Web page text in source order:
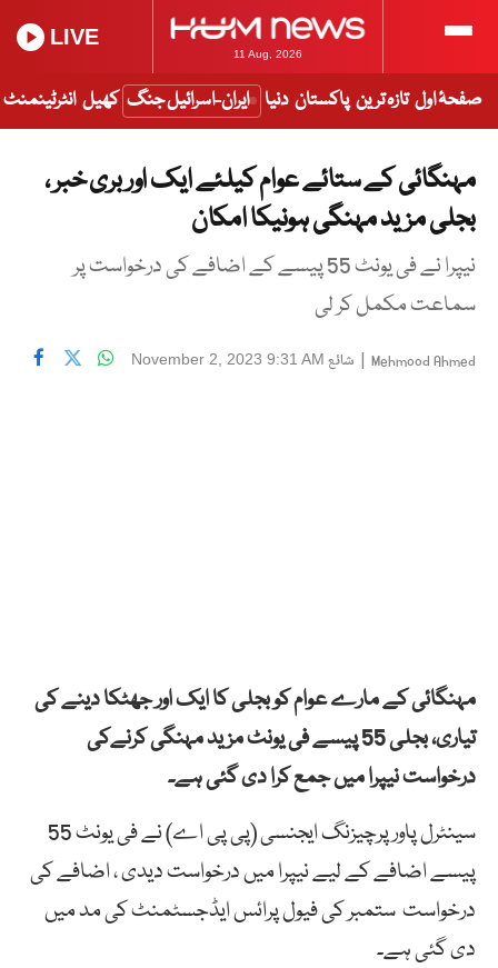
11 Aug, 2026
LIVE
صفحۂ اول تازہ ترین پاکستان دنیا ایران-اسرائیل جنگ کھیل انٹرٹینمنٹ
مہنگائی کے ستائے عوام کیلئے ایک اور بری خبر ،
بجلی مزید مہنگی ہونیکا امکان
نیپرا نے فی یونٹ 55 پیسے کے اضافے کی درخواست پر
سماعت مکمل کر لی
Mehmood Ahmed
| شائع November 2, 2023 9:31 AM
مہنگائی کے مارے عوام کو بجلی کا ایک اور جھٹکا دینے کی
تیاری، بجلی 55 پیسے فی یونٹ مزید مہنگی کرنےکی
درخواست نیپرا میں جمع کرا دی گئی ہے۔
سینٹرل پاور پرچیزنگ ایجنسی (پی پی اے) نے فی یونٹ 55
پیسے اضافے کے لیے نیپرا میں درخواست دیدی ، اضافے کی
درخواست ستمبر کی فیول پرائس ایڈجسٹمنٹ کی مد میں
دی گئی ہے۔